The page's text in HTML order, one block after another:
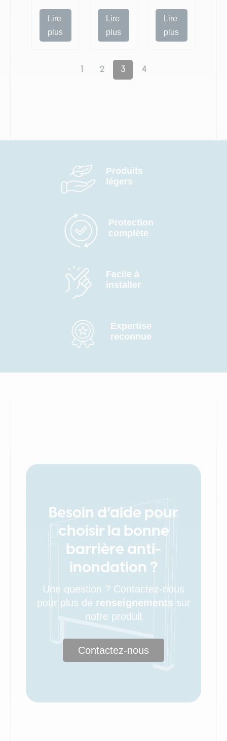
Lire
plus
Lire
plus
Lire
plus
2 3 4
Produits
légers
Protection
complète
Facile à
installer
Expertise
reconnue
Besoin d’aide pour
choisir la bonne
barrière anti-
inondation ?
Une question ? Contactez-nous
pour plus de renseignements sur
notre produit
Contactez-nous